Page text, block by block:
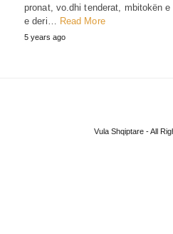
pronat, vo.dhi tenderat, mbitokën
e deri… Read More
5 years ago
Vula Shqiptare - All